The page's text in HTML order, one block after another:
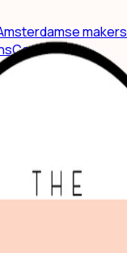
makers
Contact